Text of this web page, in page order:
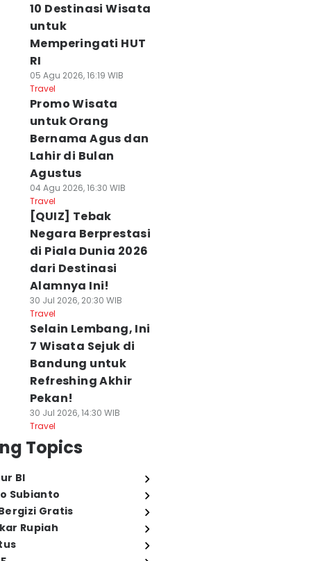
10 Destinasi Wisata
untuk
Memperingati HUT
RI
05 Agu 2026, 16:19 WIB
Travel
Promo Wisata
untuk Orang
Bernama Agus dan
Lahir di Bulan
Agustus
04 Agu 2026, 16:30 WIB
Travel
[QUIZ] Tebak
Negara Berprestasi
di Piala Dunia 2026
dari Destinasi
Alamnya Ini!
30 Jul 2026, 20:30 WIB
Travel
Selain Lembang, Ini
7 Wisata Sejuk di
Bandung untuk
Refreshing Akhir
Pekan!
30 Jul 2026, 14:30 WIB
Travel
Topics
BI
Subianto
Gratis
Rupiah